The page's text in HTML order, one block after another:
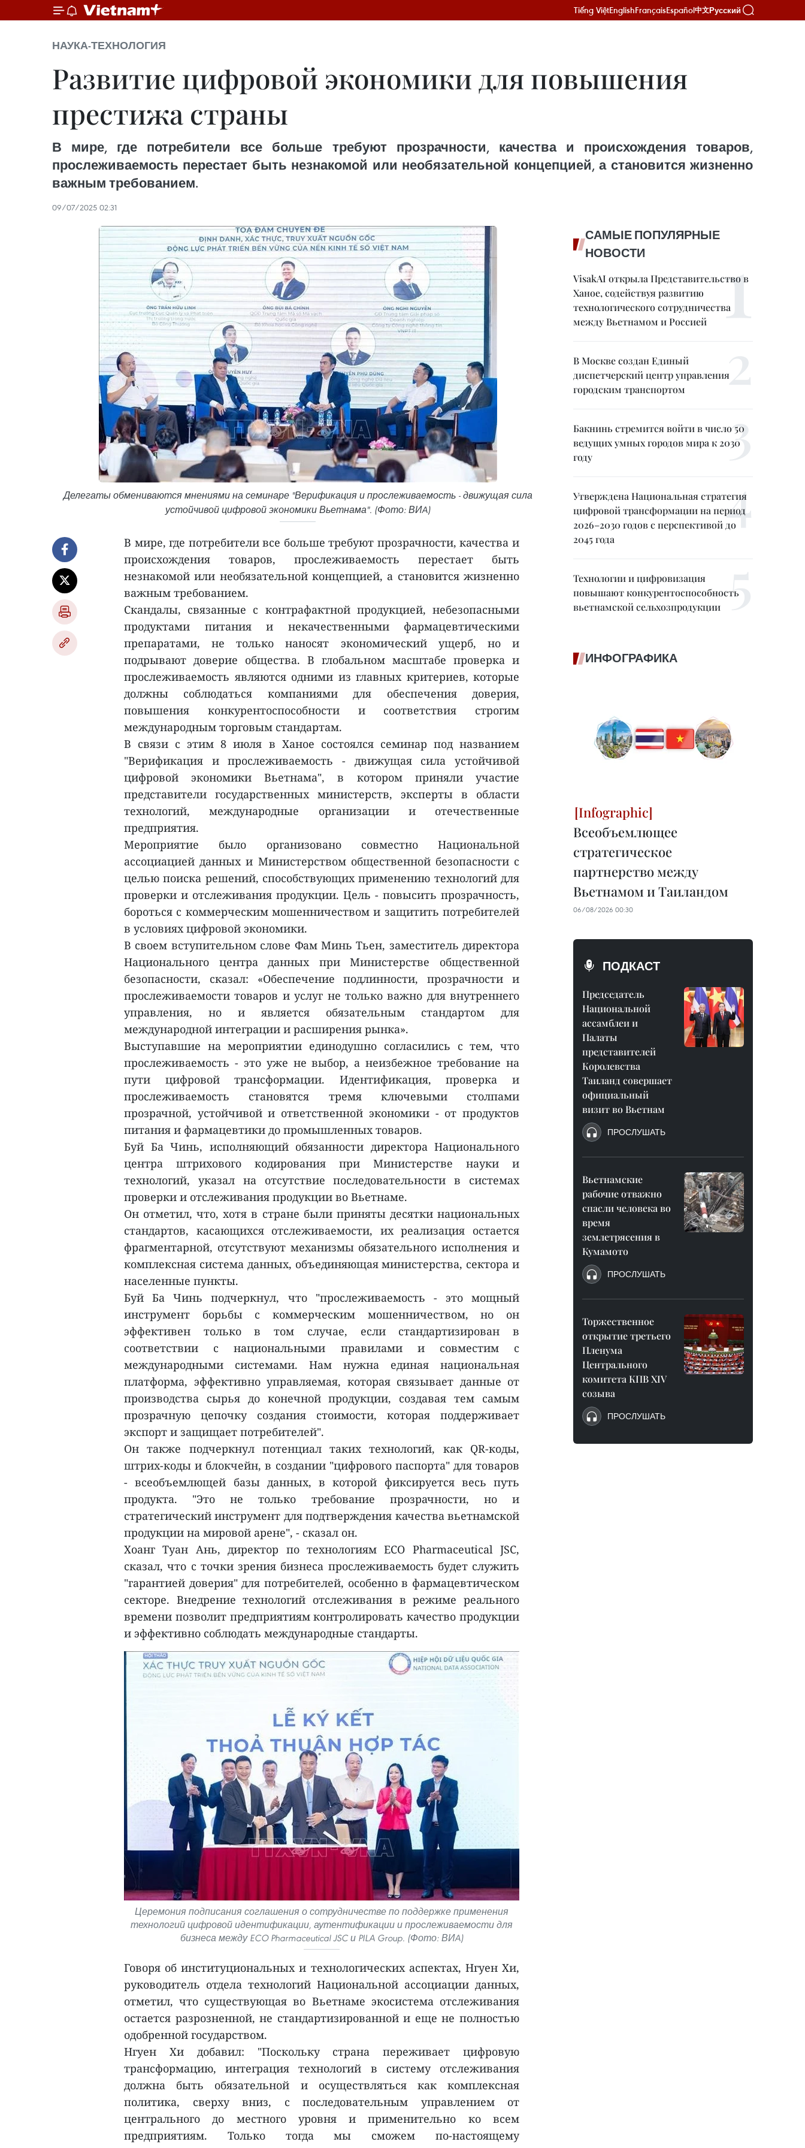
Tiếng ViệtEnglishFrançaisEspañol中文Русский
НАУКА-ТЕХНОЛОГИЯ
Развитие цифровой экономики для повышения
престижа страны
В мире, где потребители все больше требуют прозрачности, качества и происхождения товаров,
прослеживаемость перестает быть незнакомой или необязательной концепцией, а становится жизненно
важным требованием.
09/07/2025 02:31
Делегаты обмениваются мнениями на семинаре "Верификация и прослеживаемость - движущая сила
устойчивой цифровой экономики Вьетнама". (Фото: ВИA)
В мире, где потребители все больше требуют прозрачности, качества и
происхождения товаров, прослеживаемость перестает быть
незнакомой или необязательной концепцией, а становится жизненно
важным требованием.
Скандалы, связанные с контрафактной продукцией, небезопасными
продуктами питания и некачественными фармацевтическими
препаратами, не только наносят экономический ущерб, но и
подрывают доверие общества. В глобальном масштабе проверка и
прослеживаемость являются одними из главных критериев, которые
должны соблюдаться компаниями для обеспечения доверия,
повышения конкурентоспособности и соответствия строгим
международным торговым стандартам.
В связи с этим 8 июля в Ханое состоялся семинар под названием
"Верификация и прослеживаемость - движущая сила устойчивой
цифровой экономики Вьетнама", в котором приняли участие
представители государственных министерств, эксперты в области
технологий, международные организации и отечественные
предприятия.
Мероприятие было организовано совместно Национальной
ассоциацией данных и Министерством общественной безопасности с
целью поиска решений, способствующих применению технологий для
проверки и отслеживания продукции. Цель - повысить прозрачность,
бороться с коммерческим мошенничеством и защитить потребителей
в условиях цифровой экономики.
В своем вступительном слове Фам Минь Тьен, заместитель директора
Национального центра данных при Министерстве общественной
безопасности, сказал: «Обеспечение подлинности, прозрачности и
прослеживаемости товаров и услуг не только важно для внутреннего
управления, но и является обязательным стандартом для
международной интеграции и расширения рынка».
Выступавшие на мероприятии единодушно согласились с тем, что
прослеживаемость - это уже не выбор, а неизбежное требование на
пути цифровой трансформации. Идентификация, проверка и
прослеживаемость становятся тремя ключевыми столпами
прозрачной, устойчивой и ответственной экономики - от продуктов
питания и фармацевтики до промышленных товаров.
Буй Ба Чинь, исполняющий обязанности директора Национального
центра штрихового кодирования при Министерстве науки и
технологий, указал на отсутствие последовательности в системах
проверки и отслеживания продукции во Вьетнаме.
Он отметил, что, хотя в стране были приняты десятки национальных
стандартов, касающихся отслеживаемости, их реализация остается
фрагментарной, отсутствуют механизмы обязательного исполнения и
комплексная система данных, объединяющая министерства, сектора и
населенные пункты.
Буй Ба Чинь подчеркнул, что "прослеживаемость - это мощный
инструмент борьбы с коммерческим мошенничеством, но он
эффективен только в том случае, если стандартизирован в
соответствии с национальными правилами и совместим с
международными системами. Нам нужна единая национальная
платформа, эффективно управляемая, которая связывает данные от
производства сырья до конечной продукции, создавая тем самым
прозрачную цепочку создания стоимости, которая поддерживает
экспорт и защищает потребителей".
Он также подчеркнул потенциал таких технологий, как QR-коды,
штрих-коды и блокчейн, в создании "цифрового паспорта" для товаров
- всеобъемлющей базы данных, в которой фиксируется весь путь
продукта. "Это не только требование прозрачности, но и
стратегический инструмент для подтверждения качества вьетнамской
продукции на мировой арене", - сказал он.
Хоанг Туан Ань, директор по технологиям ECO Pharmaceutical JSC,
сказал, что с точки зрения бизнеса прослеживаемость будет служить
"гарантией доверия" для потребителей, особенно в фармацевтическом
секторе. Внедрение технологий отслеживания в режиме реального
времени позволит предприятиям контролировать качество продукции
и эффективно соблюдать международные стандарты.
Церемония подписания соглашения о сотрудничестве по поддержке применения
технологий цифровой идентификации, аутентификации и прослеживаемости для
бизнеса между ECO Pharmaceutical JSC и PILA Group. (Фото: ВИA)
Говоря об институциональных и технологических аспектах, Нгуен Хи,
руководитель отдела технологий Национальной ассоциации данных,
отметил, что существующая во Вьетнаме экосистема отслеживания
остается разрозненной, не стандартизированной и еще не полностью
одобренной государством.
Нгуен Хи добавил: "Поскольку страна переживает цифровую
трансформацию, интеграция технологий в систему отслеживания
должна быть обязательной и осуществляться как комплексная
политика, сверху вниз, с последовательным управлением от
центрального до местного уровня и применительно ко всем
предприятиям. Только тогда мы сможем по-настоящему
САМЫЕ ПОПУЛЯРНЫЕ
НОВОСТИ
VisakAI открыла Представительство в
Ханое, содействуя развитию
технологического сотрудничества
между Вьетнамом и Россией
В Москве создан Единый
диспетчерский центр управления
городским транспортом
Бакнинь стремится войти в число 50
ведущих умных городов мира к 2030
году
Утверждена Национальная стратегия
цифровой трансформации на период
2026–2030 годов с перспективой до
2045 года
Технологии и цифровизация
повышают конкурентоспособность
вьетнамской сельхозпродукции
ИНФОГРАФИКА
Всеобъемлющее
стратегическое
партнерство между
Вьетнамом и Таиландом
06/08/2026 00:30
ПОДКАСТ
Председатель
Национальной
ассамблеи и
Палаты
представителей
Королевства
Таиланд совершает
официальный
визит во Вьетнам
ПРОСЛУШАТЬ
Вьетнамские
рабочие отважно
спасли человека во
время
землетрясения в
Кумамото
ПРОСЛУШАТЬ
Торжественное
открытие третьего
Пленума
Центрального
комитета КПВ XIV
созыва
ПРОСЛУШАТЬ